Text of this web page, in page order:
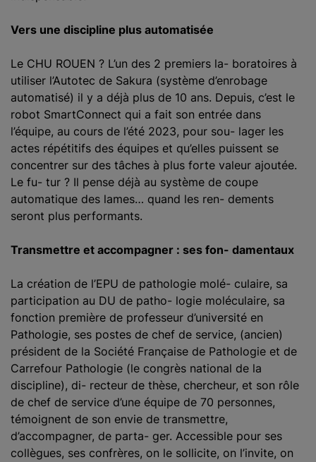
Vers une discipline plus automatisée
Le CHU ROUEN ? L’un des 2 premiers la- boratoires à
utiliser l’Autotec de Sakura (système d’enrobage
automatisé) il y a déjà plus de 10 ans. Depuis, c’est le
robot SmartConnect qui a fait son entrée dans
l’équipe, au cours de l’été 2023, pour sou- lager les
actes répétitifs des équipes et qu’elles puissent se
concentrer sur des tâches à plus forte valeur ajoutée.
Le fu- tur ? Il pense déjà au système de coupe
automatique des lames… quand les ren- dements
seront plus performants.
Transmettre et accompagner : ses fon- damentaux
La création de l’EPU de pathologie molé- culaire, sa
participation au DU de patho- logie moléculaire, sa
fonction première de professeur d’université en
Pathologie, ses postes de chef de service, (ancien)
président de la Société Française de Pathologie et de
Carrefour Pathologie (le congrès national de la
discipline), di- recteur de thèse, chercheur, et son rôle
de chef de service d’une équipe de 70 personnes,
témoignent de son envie de transmettre,
d’accompagner, de parta- ger. Accessible pour ses
collègues, ses confrères, on le sollicite, on l’invite, on